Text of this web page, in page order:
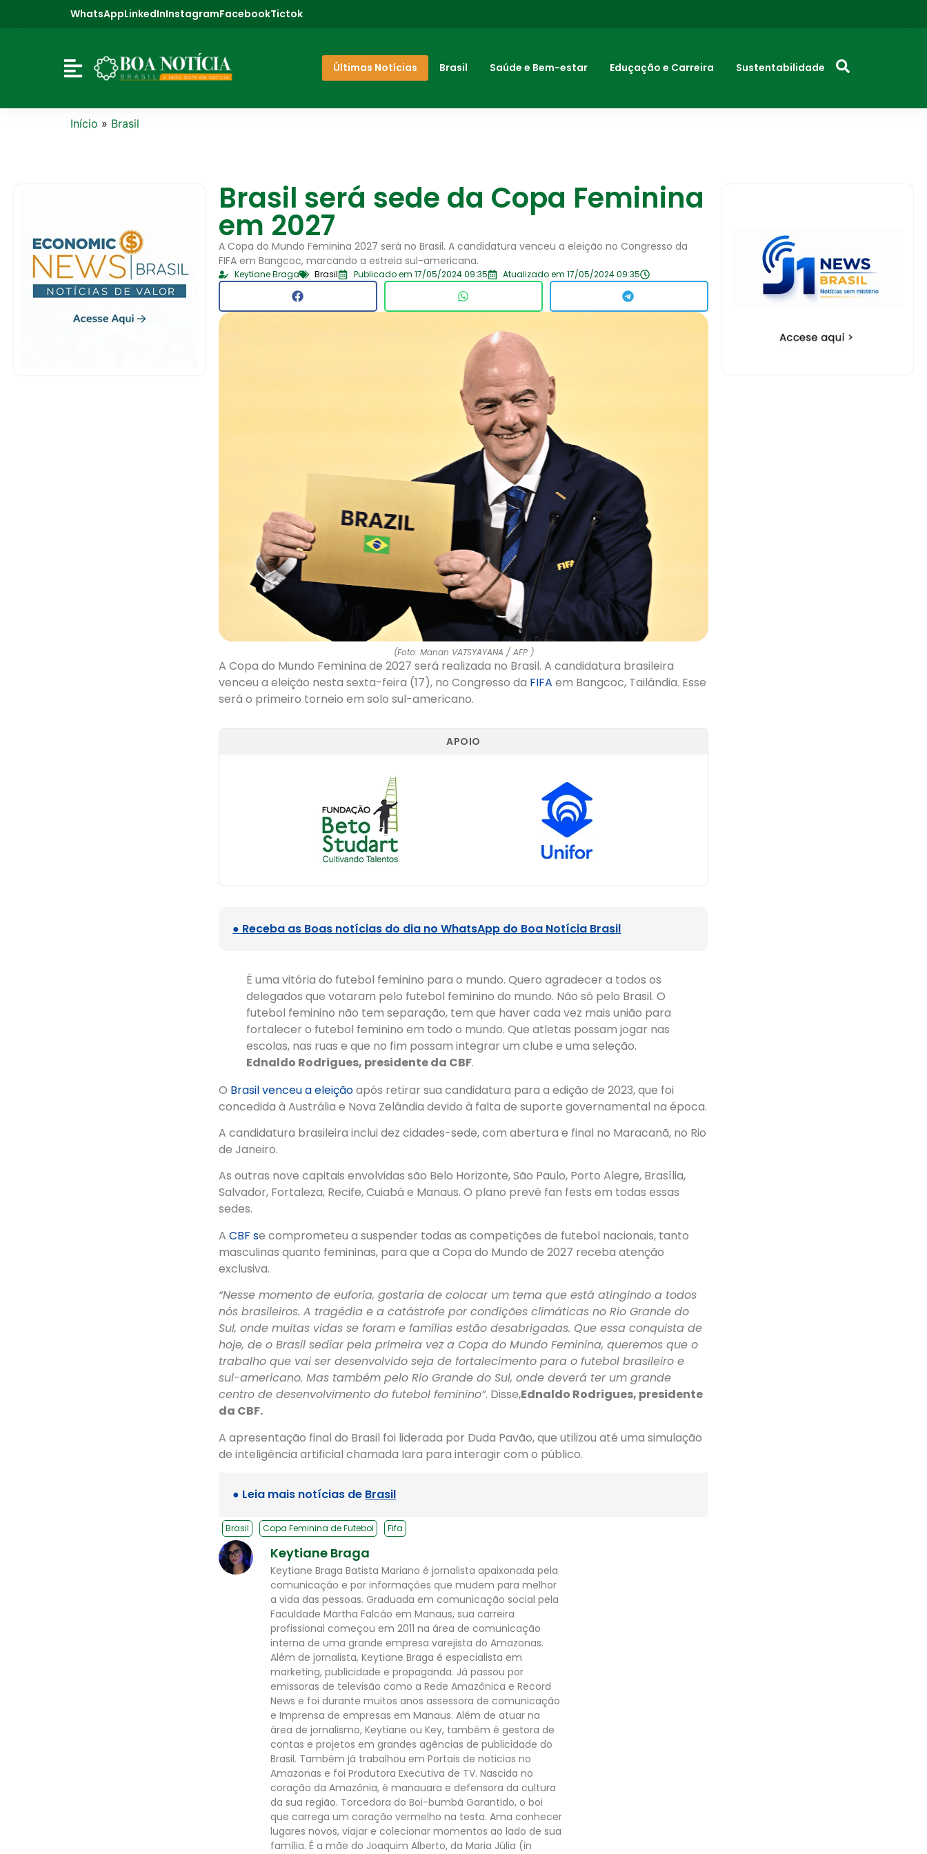
WhatsAppLinkedInInstagramFacebookTictok
Últimas Notícias Brasil Saúde e Bem-estar Eduçação e Carreira Sustentabilidade
Início » Brasil
Brasil será sede da Copa Feminina
em 2027
A Copa do Mundo Feminina 2027 será no Brasil. A candidatura venceu a eleição no Congresso da
FIFA em Bangcoc, marcando a estreia sul-americana.
Keytiane Braga Brasil Publicado em 17/05/2024 09:35 Atualizado em 17/05/2024 09:35
(Foto: Manan VATSYAYANA / AFP )
A Copa do Mundo Feminina de 2027 será realizada no Brasil. A candidatura brasileira
venceu a eleição nesta sexta-feira (17), no Congresso da FIFA em Bangcoc, Tailândia. Esse
será o primeiro torneio em solo sul-americano.
APOIO
● Receba as Boas notícias do dia no WhatsApp do Boa Notícia Brasil
É uma vitória do futebol feminino para o mundo. Quero agradecer a todos os
delegados que votaram pelo futebol feminino do mundo. Não só pelo Brasil. O
futebol feminino não tem separação, tem que haver cada vez mais união para
fortalecer o futebol feminino em todo o mundo. Que atletas possam jogar nas
escolas, nas ruas e que no fim possam integrar um clube e uma seleção.
Ednaldo Rodrigues, presidente da CBF.
O Brasil venceu a eleiçãoapós retirar sua candidatura para a edição de 2023, que foi
concedida à Austrália e Nova Zelândia devido à falta de suporte governamental na época.
A candidatura brasileira inclui dez cidades-sede, com abertura e final no Maracanã, no Rio
de Janeiro.
As outras nove capitais envolvidas são Belo Horizonte, São Paulo, Porto Alegre, Brasília,
Salvador, Fortaleza, Recife, Cuiabá e Manaus. O plano prevê fan fests em todas essas
sedes.
ACBF se comprometeu a suspender todas as competições de futebol nacionais, tanto
masculinas quanto femininas, para que a Copa do Mundo de 2027 receba atenção
exclusiva.
“Nesse momento de euforia, gostaria de colocar um tema que está atingindo a todos
nós brasileiros. A tragédia e a catástrofe por condições climáticas no Rio Grande do
Sul, onde muitas vidas se foram e famílias estão desabrigadas. Que essa conquista de
hoje, de o Brasil sediar pela primeira vez a Copa do Mundo Feminina, queremos que o
trabalho que vai ser desenvolvido seja de fortalecimento para o futebol brasileiro e
sul-americano. Mas também pelo Rio Grande do Sul, onde deverá ter um grande
centro de desenvolvimento do futebol feminino”. Disse,Ednaldo Rodrigues, presidente
da CBF.
A apresentação final do Brasil foi liderada por Duda Pavão, que utilizou até uma simulação
de inteligência artificial chamada Iara para interagir com o público.
● Leia mais notícias de Brasil
Brasil Copa Feminina de Futebol Fifa
Keytiane Braga
Keytiane Braga Batista Mariano é jornalista apaixonada pela
comunicação e por informações que mudem para melhor
a vida das pessoas. Graduada em comunicação social pela
Faculdade Martha Falcão em Manaus, sua carreira
profissional começou em 2011 na área de comunicação
interna de uma grande empresa varejista do Amazonas.
Além de jornalista, Keytiane Braga é especialista em
marketing, publicidade e propaganda. Já passou por
emissoras de televisão como a Rede Amazônica e Record
News e foi durante muitos anos assessora de comunicação
e Imprensa de empresas em Manaus. Além de atuar na
área de jornalismo, Keytiane ou Key, também é gestora de
contas e projetos em grandes agências de publicidade do
Brasil. Também já trabalhou em Portais de noticias no
Amazonas e foi Produtora Executiva de TV. Nascida no
coração da Amazônia, é manauara e defensora da cultura
da sua região. Torcedora do Boi-bumbá Garantido, o boi
que carrega um coração vermelho na testa. Ama conhecer
lugares novos, viajar e colecionar momentos ao lado de sua
família. É a mãe do Joaquim Alberto, da Maria Júlia (in